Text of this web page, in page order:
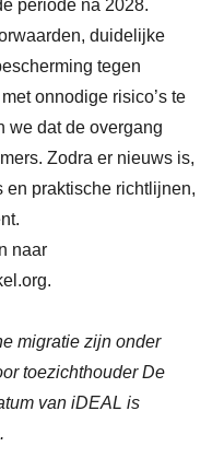
periode na 2028.
duidelijke
tegen
onnodige risico’s te
we dat de overgang
Zodra er nieuws is,
praktische richtlijnen,
naar
.
migratie zijn onder
toezichthouder De
van iDEAL is